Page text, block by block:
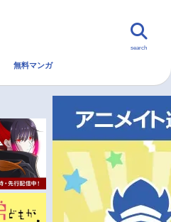
無料マンガ
search
無料マンガ